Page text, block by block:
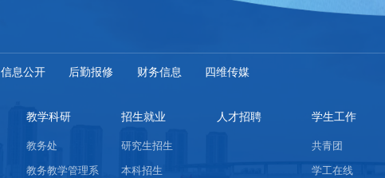
信息公开 后勤报修 财务信息 四维传媒
教学科研
教务处
教务教学管理系
招生就业
研究生招生
本科招生
人才招聘 学生工作
共青团
学工在线